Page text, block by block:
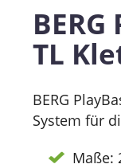
TL
BERG
System für
Maße: